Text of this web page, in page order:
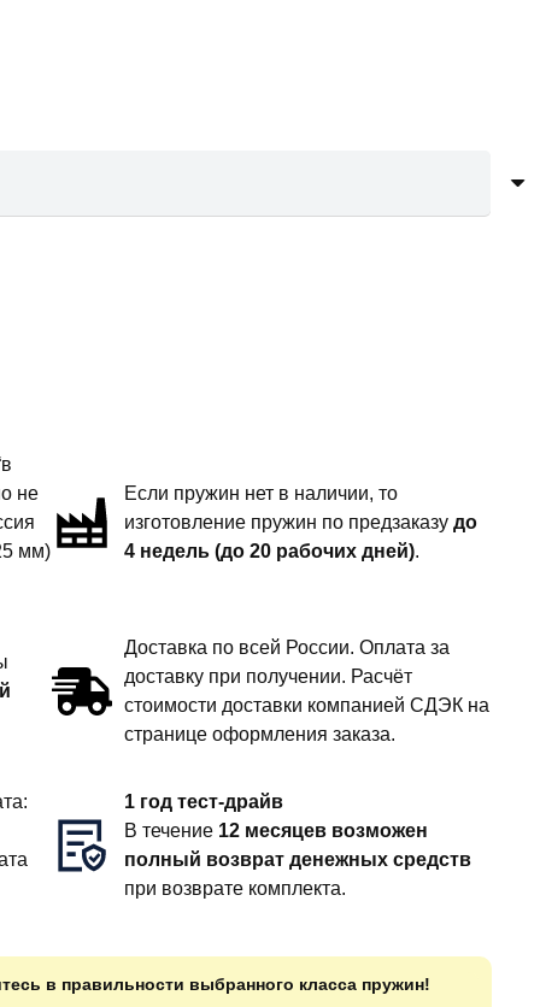
не
мм)
Если пружин нет в наличии, то
изготовление пружин по предзаказудо
4 недель (до 20 рабочих дней).
Доставка по всей России. Оплата за
доставку при получении. Расчёт
стоимости доставки компанией СДЭК на
странице оформления заказа.
1 год тест-драйв
В течение 12 месяцев возможен
полный возврат денежных средств
при возврате комплекта.
в правильности выбранного класса пружин!